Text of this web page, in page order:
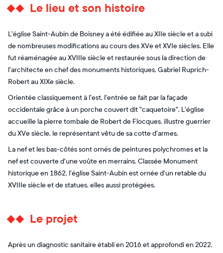
Le lieu et son histoire
L'église Saint-Aubin de Boisney a été édifiée au XIIe siècle et a subi
de nombreuses modifications au cours des XVe et XVIe siècles. Elle
fut réaménagée au XVIIIe siècle et restaurée sous la direction de
l'architecte en chef des monuments historiques, Gabriel Ruprich-
Robert au XIXe siècle.
Orientée classiquement à l'est, l'entrée se fait par la façade
occidentale grâce à un porche couvert dit "caquetoire". L'église
accueille la pierre tombale de Robert de Flocques, illustre guerrier
du XVe siècle, le représentant vêtu de sa cotte d'armes.
La nef et les bas-côtés sont ornés de peintures polychromes et la
nef est couverte d'une voûte en merrains. Classée Monument
historique en 1862, l'église Saint-Aubin est ornée d'un retable du
XVIIIe siècle et de statues, elles aussi protégées.
Le projet
Après un diagnostic sanitaire établi en 2016 et approfondi en 2022,